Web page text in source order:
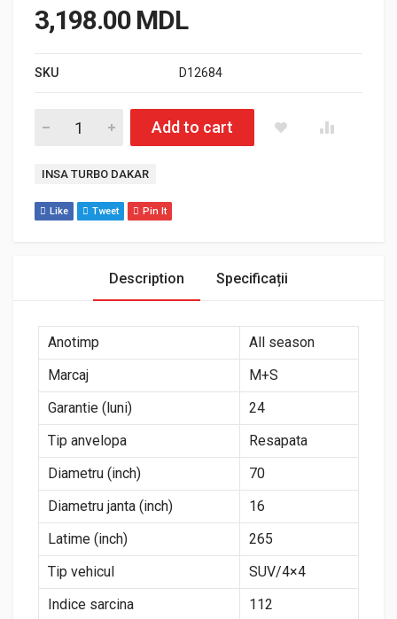
3,198.00 MDL
SKU D12684
Cantitate Anvelopa Off-Road INSA TURBO DAKAR 265 / 70
Add to cart
Etichetă:
INSA TURBO DAKAR
Like Tweet Pin It
Description Specificații
Anotimp
All season
Marcaj
M+S
Garantie (luni)
24
Tip anvelopa
Resapata
Diametru (inch)
70
Diametru janta (inch)
16
Latime (inch)
265
Tip vehicul
SUV/4×4
Indice sarcina
112